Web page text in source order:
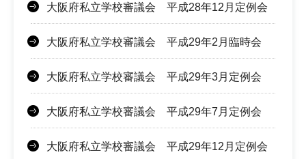
大阪府私立学校審議会 平成28年12月定例会
大阪府私立学校審議会 平成29年2月臨時会
大阪府私立学校審議会 平成29年3月定例会
大阪府私立学校審議会 平成29年7月定例会
大阪府私立学校審議会 平成29年12月定例会